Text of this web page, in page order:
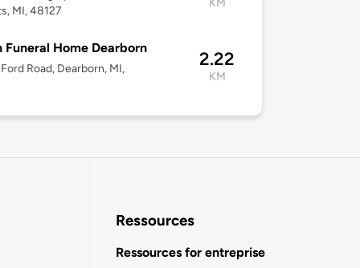
MI, 48127
Funeral Home Dearborn
Road, Dearborn, MI, 2.22
KM
Ressources
Ressources for entreprise